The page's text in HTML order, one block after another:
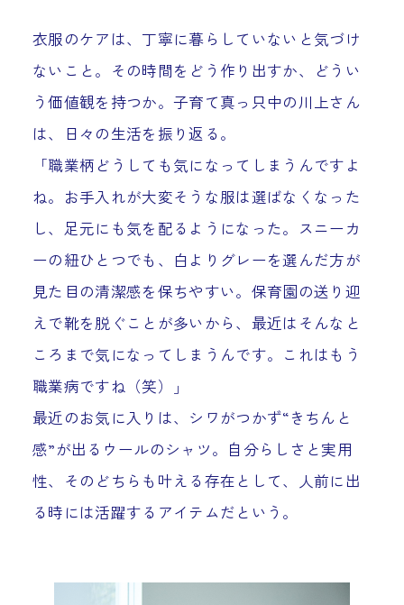
衣服のケアは、丁寧に暮らしていないと気づけ
ないこと。その時間をどう作り出すか、どうい
う価値観を持つか。子育て真っ只中の川上さん
は、日々の生活を振り返る。
「職業柄どうしても気になってしまうんですよ
ね。お手入れが大変そうな服は選ばなくなった
し、足元にも気を配るようになった。スニーカ
ーの紐ひとつでも、白よりグレーを選んだ方が
見た目の清潔感を保ちやすい。保育園の送り迎
えで靴を脱ぐことが多いから、最近はそんなと
ころまで気になってしまうんです。これはもう
職業病ですね（笑）」
最近のお気に入りは、シワがつかず“きちんと
感”が出るウールのシャツ。自分らしさと実用
性、そのどちらも叶える存在として、人前に出
る時には活躍するアイテムだという。